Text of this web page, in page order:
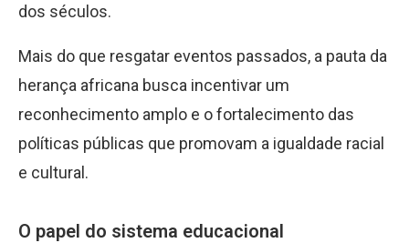
dos séculos.
Mais do que resgatar eventos passados, a pauta da
herança africana busca incentivar um
reconhecimento amplo e o fortalecimento das
políticas públicas que promovam a igualdade racial
e cultural.
O papel do sistema educacional